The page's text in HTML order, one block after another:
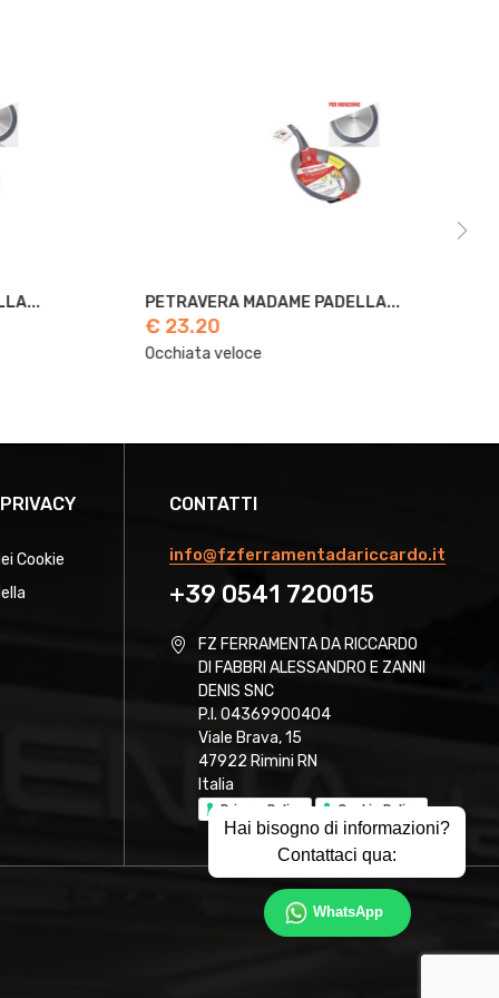
PETRAVERA MADAME PADELLA...
€ 23.20
Occhiata veloce
Hai bisogno di informazioni?
Contattaci qua:
WhatsApp
CONTATTI
info@fzferramentadariccardo.it
+39 0541 720015
FZ FERRAMENTA DA RICCARDO
DI FABBRI ALESSANDRO E ZANNI
DENIS SNC
P.I. 04369900404
Viale Brava, 15
47922 Rimini RN
Italia
Privacy Policy Cookie Policy
Cookie